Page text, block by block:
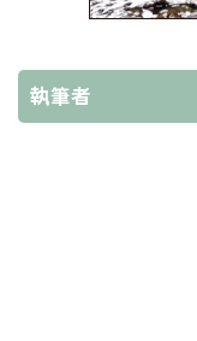
執筆者